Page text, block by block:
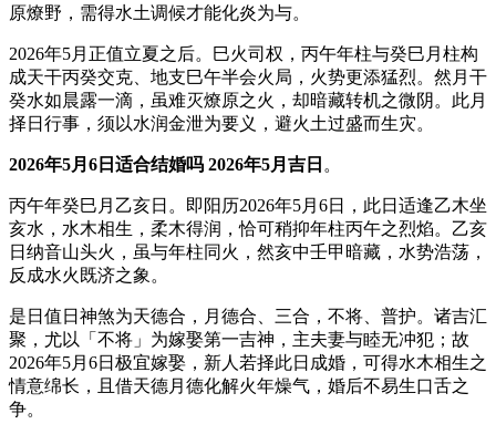
原燎野，需得水土调候才能化炎为与。
2026年5月正值立夏之后。巳火司权，丙午年柱与癸巳月柱构
成天干丙癸交克、地支巳午半会火局，火势更添猛烈。然月干
癸水如晨露一滴，虽难灭燎原之火，却暗藏转机之微阴。此月
择日行事，须以水润金泄为要义，避火土过盛而生灾。
2026年5月6日适合结婚吗 2026年5月吉日 。
丙午年癸巳月乙亥日。即阳历2026年5月6日，此日适逢乙木坐
亥水，水木相生，柔木得润，恰可稍抑年柱丙午之烈焰。乙亥
日纳音山头火，虽与年柱同火，然亥中壬甲暗藏，水势浩荡，
反成水火既济之象。
是日值日神煞为天德合，月德合、三合，不将、普护。诸吉汇
聚，尤以「不将」为嫁娶第一吉神，主夫妻与睦无冲犯；故
2026年5月6日极宜嫁娶，新人若择此日成婚，可得水木相生之
情意绵长，且借天德月德化解火年燥气，婚后不易生口舌之
争。